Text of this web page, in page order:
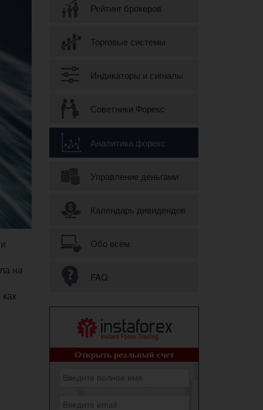
Рейтинг брокеров
Торговые системы
Индикаторы и сигналы
Советники Форекс
Аналитика форекс
Управление деньгами
Календарь дивидендов
Обо всем
FAQ
на